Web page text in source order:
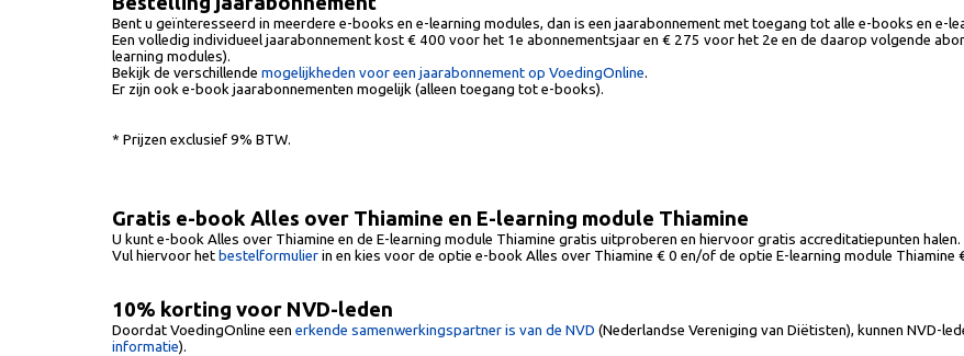
Bent u geïnteresseerd in meerdere e-books en e-learning modules, dan is een jaarabonnement met toegang tot alle e-books en e-
Een volledig individueel jaarabonnement kost € 400 voor het 1e abonnementsjaar en € 275 voor het 2e en de daarop volgende
learning modules).
Bekijk de verschillende mogelijkheden voor een jaarabonnement op VoedingOnline.
Er zijn ook e-book jaarabonnementen mogelijk (alleen toegang tot e-books).
* Prijzen exclusief 9% BTW.
Gratis e-book Alles over Thiamine en E-learning module Thiamine
U kunt e-book Alles over Thiamine en de E-learning module Thiamine gratis uitproberen en hiervoor gratis accreditatiepunten halen.
Vul hiervoor het bestelformulier in en kies voor de optie e-book Alles over Thiamine € 0 en/of de optie E-learning module Thiamine
10% korting voor NVD-leden
Doordat VoedingOnline een erkende samenwerkingspartner is van de NVD (Nederlandse Vereniging van Diëtisten), kunnen NVD-
informatie).